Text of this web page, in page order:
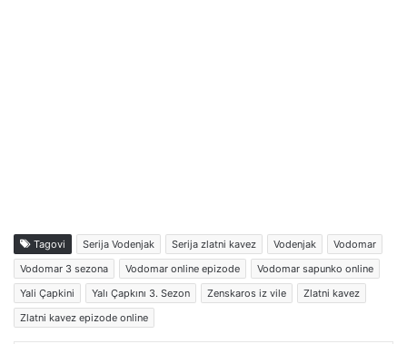
Tagovi Serija Vodenjak Serija zlatni kavez Vodenjak
Vodomar
Vodomar 3 sezona
Vodomar online epizode
Vodomar sapunko online
Yali Çapkini
Yalı Çapkını 3. Sezon Zenskaros iz vile
Zlatni kavez
Zlatni kavez epizode online